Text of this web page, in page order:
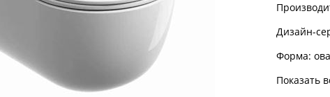
Дизайн-
Форма:
Показать